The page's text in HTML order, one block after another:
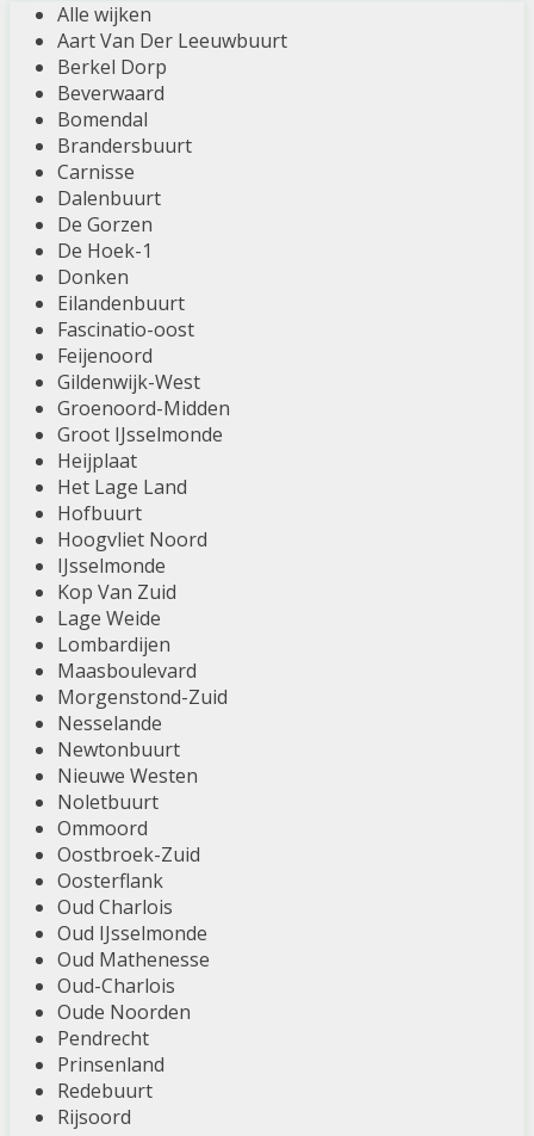
Alle wijken
Aart Van Der Leeuwbuurt
Berkel Dorp
Beverwaard
Bomendal
Brandersbuurt
Carnisse
Dalenbuurt
De Gorzen
De Hoek-1
Donken
Eilandenbuurt
Fascinatio-oost
Feijenoord
Gildenwijk-West
Groenoord-Midden
Groot IJsselmonde
Heijplaat
Het Lage Land
Hofbuurt
Hoogvliet Noord
IJsselmonde
Kop Van Zuid
Lage Weide
Lombardijen
Maasboulevard
Morgenstond-Zuid
Nesselande
Newtonbuurt
Nieuwe Westen
Noletbuurt
Ommoord
Oostbroek-Zuid
Oosterflank
Oud Charlois
Oud IJsselmonde
Oud Mathenesse
Oud-Charlois
Oude Noorden
Pendrecht
Prinsenland
Redebuurt
Rijsoord